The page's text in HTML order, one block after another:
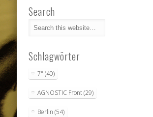
Search
Schlagwörter
7" (40)
AGNOSTIC Front(29)
Berlin (54)